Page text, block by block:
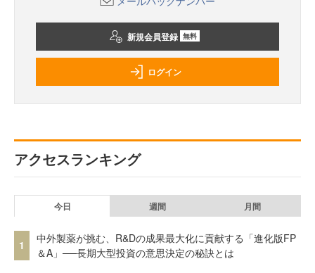
新規会員登録 無料
ログイン
アクセスランキング
今日 週間 月間
1
中外製薬が挑む、R&Dの成果最大化に貢献する「進化版FP
＆A」──長期大型投資の意思決定の秘訣とは